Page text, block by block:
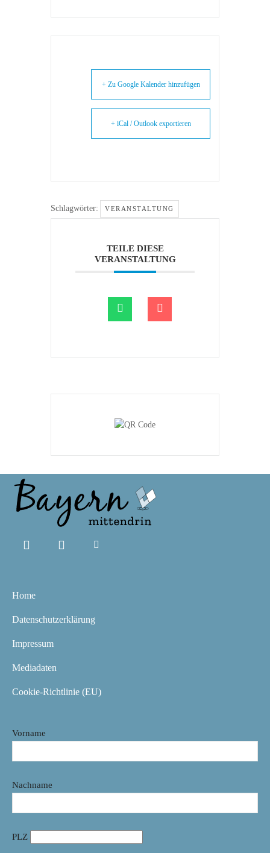
+ Zu Google Kalender hinzufügen
+ iCal / Outlook exportieren
Schlagwörter: VERANSTALTUNG
TEILE DIESE
VERANSTALTUNG
Home
Datenschutzerklärung
Impressum
Mediadaten
Cookie-Richtlinie (EU)
Vorname
Nachname
PLZ